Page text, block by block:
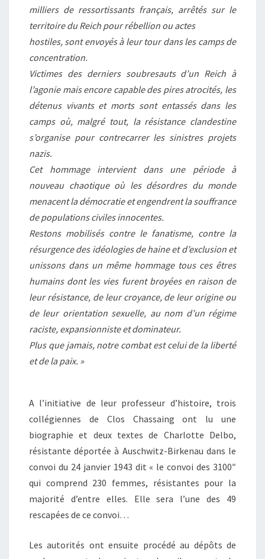
milliers de ressortissants français, arrêtés sur le
territoire du Reich pour rébellion ou actes
hostiles, sont envoyés à leur tour dans les camps de
concentration.
Victimes des derniers soubresauts d’un Reich à
l’agonie mais encore capable des pires atrocités, les
détenus vivants et morts sont entassés dans les
camps où, malgré tout, la résistance clandestine
s’organise pour contrecarrer les sinistres projets
nazis.
Cet hommage intervient dans une période à
nouveau chaotique où les désordres du monde
menacent la démocratie et engendrent la souffrance
de populations civiles innocentes.
Restons mobilisés contre le fanatisme, contre la
résurgence des idéologies de haine et d’exclusion et
unissons dans un même hommage tous ces êtres
humains dont les vies furent broyées en raison de
leur résistance, de leur croyance, de leur origine ou
de leur orientation sexuelle, au nom d’un régime
raciste, expansionniste et dominateur.
Plus que jamais, notre combat est celui de la liberté
et de la paix. »
A l’initiative de leur professeur d’histoire, trois
collégiennes de Clos Chassaing ont lu une
biographie et deux textes de Charlotte Delbo,
résistante déportée à Auschwitz-Birkenau dans le
convoi du 24 janvier 1943 dit « le convoi des 3100″
qui comprend 230 femmes, résistantes pour la
majorité d’entre elles. Elle sera l’une des 49
rescapées de ce convoi…
Les autorités ont ensuite procédé au dépôts de